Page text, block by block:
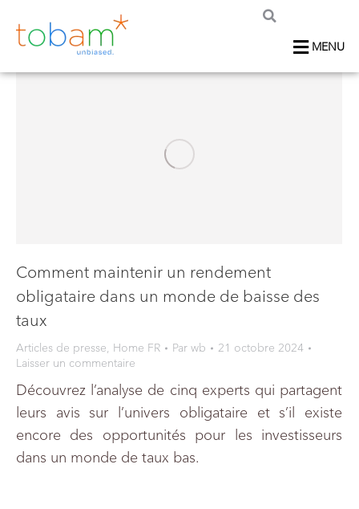
MENU
Comment maintenir un rendement
obligataire dans un monde de baisse des
taux
Articles de presse, Home FR Par wb
21 octobre 2024
Laisser un commentaire
Découvrez l’analyse de cinq experts qui partagent
leurs avis sur l’univers obligataire et s’il existe
encore des opportunités pour les investisseurs
dans un monde de taux bas.